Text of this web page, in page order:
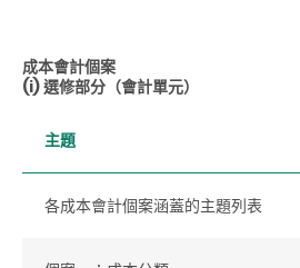
成本會計個案
(i) 選修部分（會計單元）
主題
各成本會計個案涵蓋的主題列表